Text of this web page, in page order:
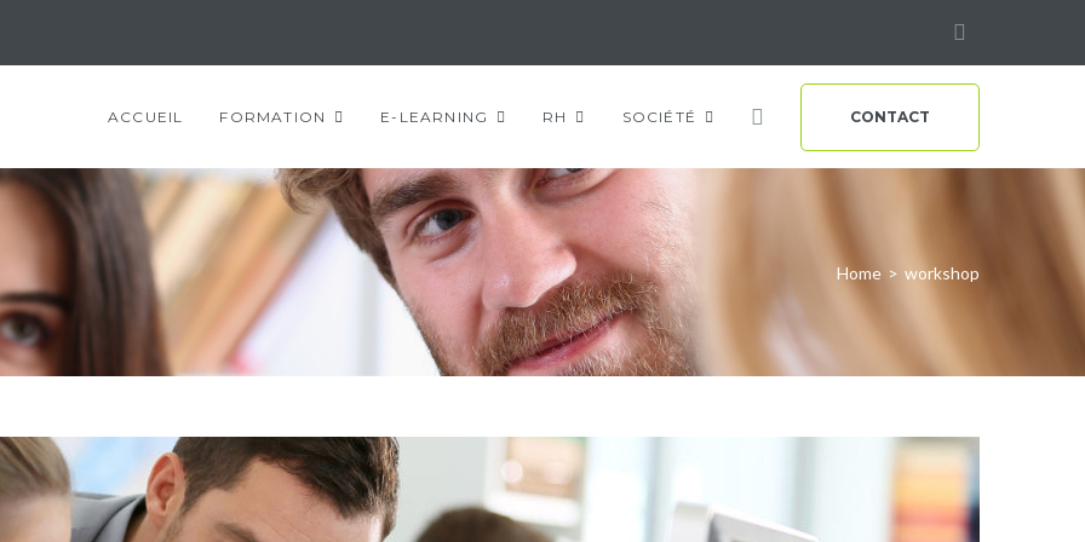
Linkedin
ACCUEIL FORMATION E-LEARNING RH SOCIÉTÉ CONTACT
Home > workshop